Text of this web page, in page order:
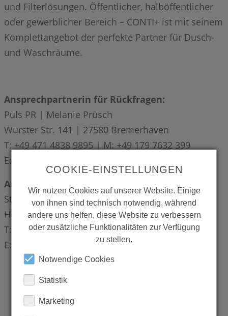
und Filterlösungen. Öffentlicher, halböffentlicher
oder gewerblicher Bereich – CONTI+ ist mit seinem
Komplettangebot der perfekte Partner für Dusch-
und Waschräume.
Ansprechpartnerin für Rückfragen:
Puls PR | Melanie Prüsch
Wurster Str. 141 | 27580 Bremerhaven
T: +49 471 4838 9895 | M: +49 179 7632 399
E:
Ansprechpartnerin CONTI+:
Stefan Buchsteiner | Leitung Marketing
Hauptstraße 98 | 35435 Wettenberg
T: +49 641 98221-0 |
E:
stefan.buchsteiner(at)conti.plus
COOKIE-EINSTELLUNGEN
Wir nutzen Cookies auf unserer Website. Einige
von ihnen sind technisch notwendig, während
andere uns helfen, diese Website zu verbessern
oder zusätzliche Funktionalitäten zur Verfügung
zu stellen.
Notwendige Cookies
Statistik
Marketing